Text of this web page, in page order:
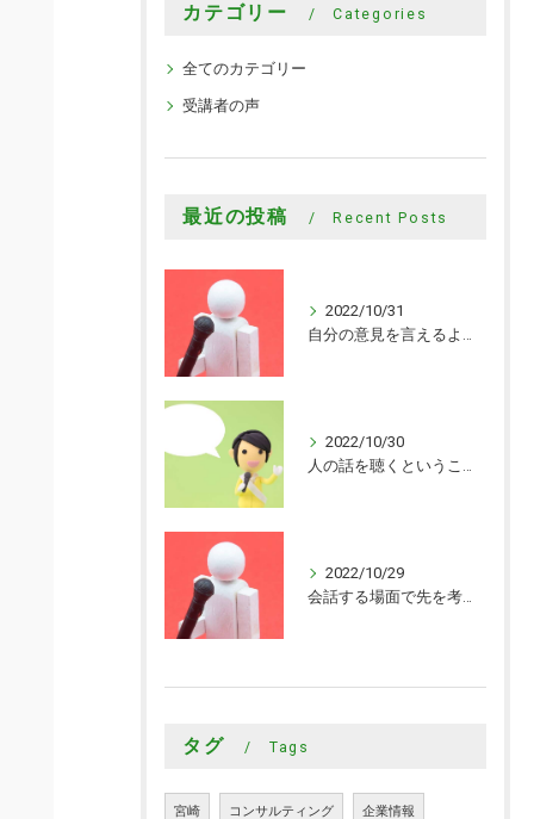
カテゴリー Categories
全てのカテゴリー
受講者の声
最近の投稿 Recent Posts
2022/10/31
自分の意見を言えるようになった
2022/10/30
人の話を聴くということがまだまだできていないことを知ることができました
2022/10/29
会話する場面で先を考えながら会話するきっかけを頂けました
タグ Tags
宮崎 コンサルティング 企業情報